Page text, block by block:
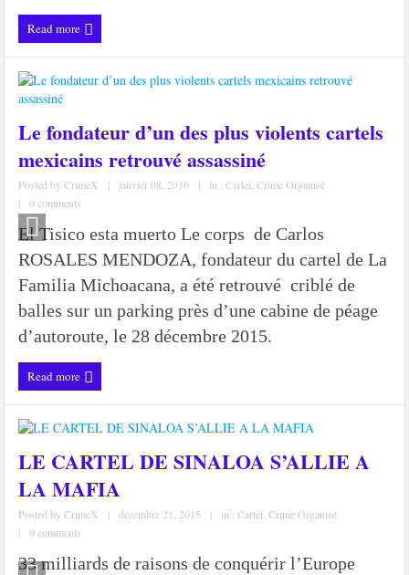
Read more
Le fondateur d’un des plus violents cartels
mexicains retrouvé assassiné
Posted byCrimeX | janvier 08, 2016 | in :Cartel,Crime Organisé
|
0 comments
El Tisico esta muerto Le corps de Carlos
ROSALES MENDOZA, fondateur du cartel de La
Familia Michoacana, a été retrouvé criblé de
balles sur un parking près d’une cabine de péage
d’autoroute, le 28 décembre 2015.
Read more
LE CARTEL DE SINALOA S’ALLIE A
LA MAFIA
Posted byCrimeX | décembre 21, 2015 | in :Cartel,Crime Organisé
|
0 comments
33 milliards de raisons de conquérir l’Europe